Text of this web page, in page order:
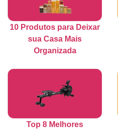
10 Produtos para Deixar
sua Casa Mais
Organizada
Top 8 Melhores